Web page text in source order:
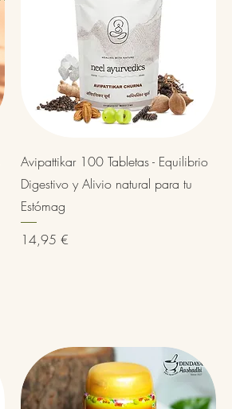
Vista rápida
Avipattikar 100 Tabletas - Equilibrio
Digestivo y Alivio natural para tu
Estómag
Precio
14,95 €